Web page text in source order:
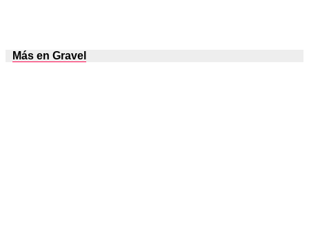
Más en Gravel